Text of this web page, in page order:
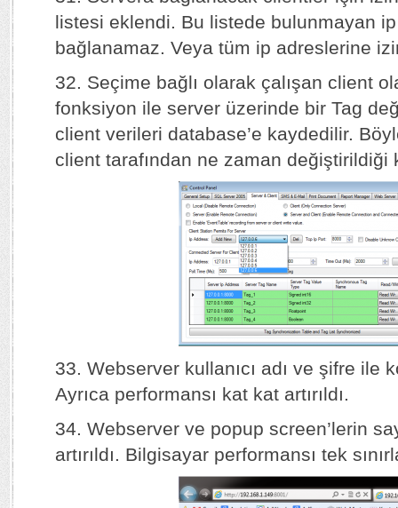
listesi eklendi. Bu listede bulunmayan
bağlanamaz. Veya tüm ip adreslerine
32. Seçime bağlı olarak çalışan client
fonksiyon ile server üzerinde bir Tag
client verileri database’e kaydedilir.
client tarafından ne zaman değiştirildiği
33. Webserver kullanıcı adı ve şifre ile
Ayrıca performansı kat kat artırıldı.
34. Webserver ve popup screen’lerin
artırıldı. Bilgisayar performansı tek